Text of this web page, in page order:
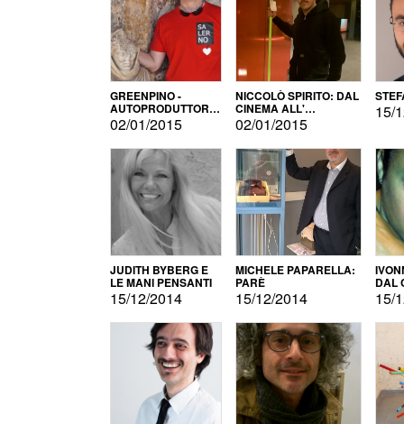
GREENPINO -
AUTOPRODUTTORE
PER AMORE
02/01/2015
NICCOLÒ SPIRITO: DAL
CINEMA ALL'
AUTOPRODUZIONE
02/01/2015
15/
JUDITH BYBERG E
LE MANI PENSANTI
15/12/2014
MICHELE PAPARELLA:
PARÈ
15/12/2014
DAL
15/